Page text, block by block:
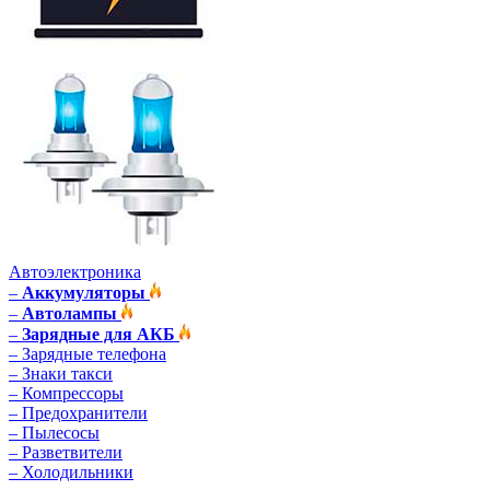
Автоэлектроника
– Аккумуляторы
– Автолампы
– Зарядные для АКБ
– Зарядные телефона
– Знаки такси
– Компрессоры
– Предохранители
– Пылесосы
– Разветвители
– Холодильники